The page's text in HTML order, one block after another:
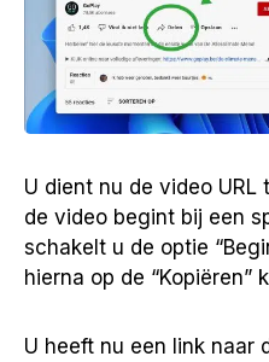
U dient nu de video
de video begint bij een
schakelt u de optie
hierna op de “Kopiëren”
U heeft nu een link naar